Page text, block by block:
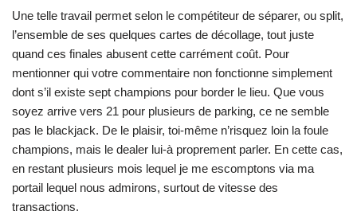
Une telle travail permet selon le compétiteur de séparer, ou split,
l’ensemble de ses quelques cartes de décollage, tout juste
quand ces finales abusent cette carrément coût. Pour
mentionner qui votre commentaire non fonctionne simplement
dont s’il existe sept champions pour border le lieu. Que vous
soyez arrive vers 21 pour plusieurs de parking, ce ne semble
pas le blackjack. De le plaisir, toi-même n’risquez loin la foule
champions, mais le dealer lui-à proprement parler. En cette cas,
en restant plusieurs mois lequel je me escomptons via ma
portail lequel nous admirons, surtout de vitesse des
transactions.